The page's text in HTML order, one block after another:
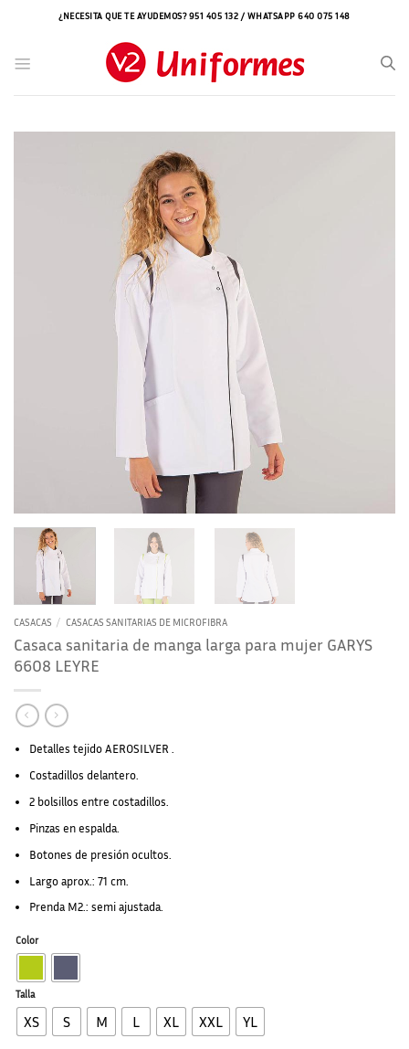
¿NECESITA QUE TE AYUDEMOS? 951 405 132 / WHATSAPP 640 075 148
CASACAS / CASACAS SANITARIAS DE MICROFIBRA
Casaca sanitaria de manga larga para mujer GARYS
6608 LEYRE
Detalles tejido AEROSILVER .
Costadillos delantero.
2 bolsillos entre costadillos.
Pinzas en espalda.
Botones de presión ocultos.
Largo aprox.: 71 cm.
Prenda M2.: semi ajustada.
Color
Talla
XS S M L XL XXL YL